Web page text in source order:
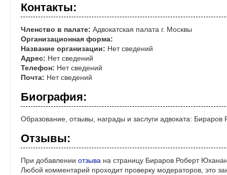
Контакты:
Членство в палате: Адвокатская палата г. Москвы
Организационная форма:
Название организации: Нет сведений
Адрес: Нет сведений
Телефон: Нет сведений
Почта: Нет сведений
Биография:
Образование, отзывы, награды и заслуги адвоката:
Отзывы:
При добавлении отзыва на страницу Бираров Роберт
Любой комментарий проходит проверку модераторов, это